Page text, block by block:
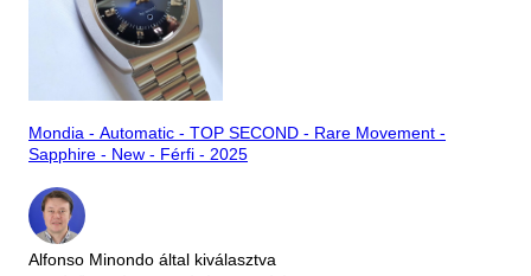
Mondia - Automatic - TOP SECOND - Rare Movement -
Sapphire - New - Férfi - 2025
Alfonso Minondo által kiválasztva